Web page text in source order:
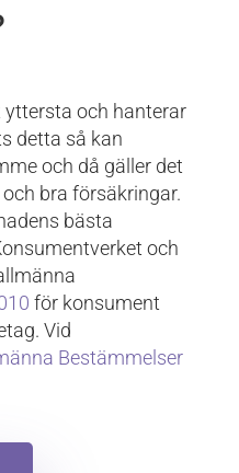
yttersta och hanterar
detta så kan
och då gäller det
bra försäkringar.
bästa
och
för konsument
Vid
Bestämmelser